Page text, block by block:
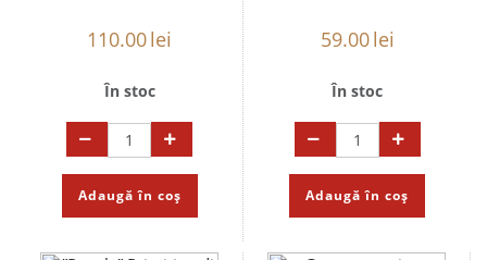
110.00lei
În stoc
Adaugă în coș
59.00lei
În stoc
Adaugă în coș